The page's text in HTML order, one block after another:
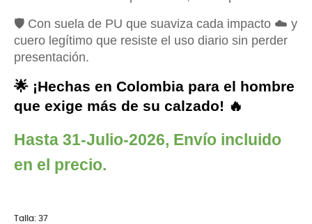
🛡️ Con suela de PU que suaviza cada impacto ☁️ y
cuero legítimo que resiste el uso diario sin perder
presentación.
🌟 ¡Hechas en Colombia para el hombre
que exige más de su calzado! 🔥
Hasta 31-Julio-2026, Envío incluido
en el precio.
Talla: 37